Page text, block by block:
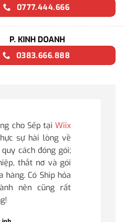
0777.444.666
P. KINH DOANH
0383.666.888
cho Sếp tại Wiix
sự hài lòng về
cách đóng gói;
thắt nơ và gói
hàng. Có Ship hỏa
nên cũng rất